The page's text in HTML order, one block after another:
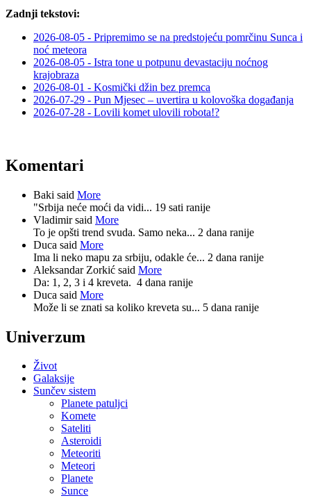
Zadnji tekstovi:
2026-08-05 - Pripremimo se na predstojeću pomrčinu Sunca i
noć meteora
2026-08-05 - Istra tone u potpunu devastaciju noćnog
krajobraza
2026-08-01 - Kosmički džin bez premca
2026-07-29 - Pun Mjesec – uvertira u kolovoška događanja
2026-07-28 - Lovili komet ulovili robota!?
Komentari
Baki said More
"Srbija neće moći da vidi... 19 sati ranije
Vladimir said More
To je opšti trend svuda. Samo neka... 2 dana ranije
Duca said More
Ima li neko mapu za srbiju, odakle će... 2 dana ranije
Aleksandar Zorkić said More
Da: 1, 2, 3 i 4 kreveta. 4 dana ranije
Duca said More
Može li se znati sa koliko kreveta su... 5 dana ranije
Univerzum
Život
Galaksije
Sunčev sistem
Planete patuljci
Komete
Sateliti
Asteroidi
Meteoriti
Meteori
Planete
Sunce